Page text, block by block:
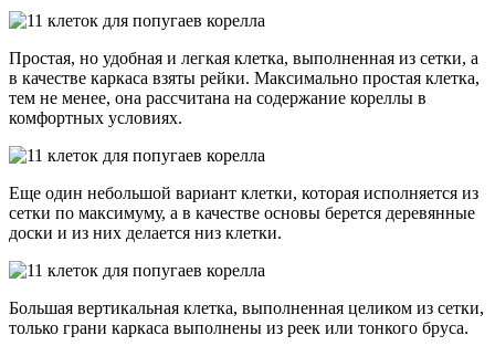
Простая, но удобная и легкая клетка, выполненная из сетки, а
в качестве каркаса взяты рейки. Максимально простая клетка,
тем не менее, она рассчитана на содержание кореллы в
комфортных условиях.
Еще один небольшой вариант клетки, которая исполняется из
сетки по максимуму, а в качестве основы берется деревянные
доски и из них делается низ клетки.
Большая вертикальная клетка, выполненная целиком из сетки,
только грани каркаса выполнены из реек или тонкого бруса.